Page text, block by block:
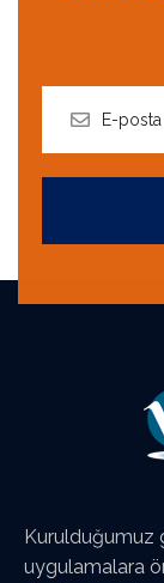
Kurulduğumuz
uygulamalara